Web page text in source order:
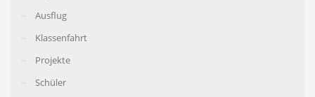
Ausflug
Klassenfahrt
Projekte
Schüler